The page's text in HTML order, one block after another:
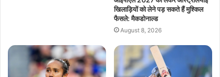
खिलाड़ियों को लेने पड़ सकते हैं मुश्किल
फैसले: मैकडोनाल्ड
August 8, 2026